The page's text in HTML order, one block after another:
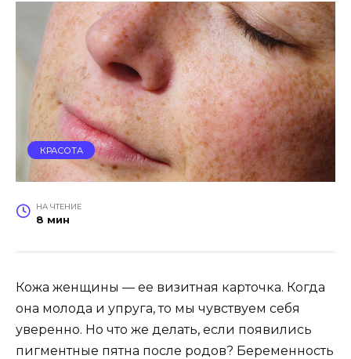
КРАСОТА
НА ЧТЕНИЕ
8 мин
Кожа женщины — ее визитная карточка. Когда
она молода и упруга, то мы чувствуем себя
уверенно. Но что же делать, если появились
пигментные пятна после родов? Беременность